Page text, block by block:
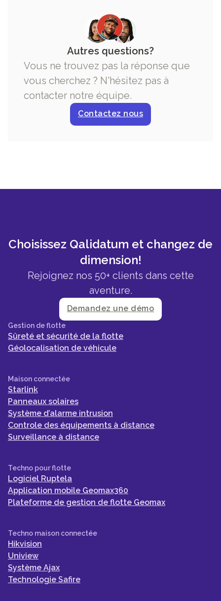
Autres questions?
Vous ne trouvez pas la réponse que
vous cherchez ? N'hésitez pas à
contacter notre équipe.
Contactez nous
Choisissez Qalidatum et changez de
dimension!
Rejoignez nos 50+ clients dans cette
aventure.
Demandez une démo
Gestion de flotte
Sûreté et sécurité de la flotte
Géolocalisation de véhicule
Maison connectée
Starlink
Panneaux solaires
Système d’alarme intrusion
Controle des équipements à distance
Surveillance à distance
Techno pour flotte
Logiciel Ruptela
Application mobile Geomax360
Plateforme de gestion de flotte Geomax
Techno maison connectée
Hikvision
Uniview
Système Ajax
Technologie Safire